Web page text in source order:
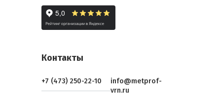
Контакты
+7 (473) 250-22-10
info@metprof-
vrn.ru